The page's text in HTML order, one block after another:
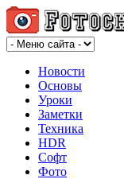
Новости
Основы
Уроки
Заметки
Техника
HDR
Софт
Фото